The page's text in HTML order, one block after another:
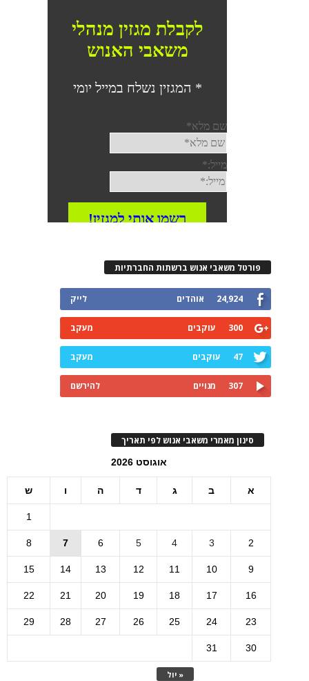
פורטל משאבי אנוש ברשתות החברתיות
24,924 אוהדים לייק
300 עוקבים מעקב
47 עוקבים מעקב
307 מנויים להירשם
סינון מאמרי משאבי אנוש לפי תאריך
אוגוסט 2026
א ב ג ד ה ו ש
« יול
1
2
3
4
5
6
7
8
9
10
11
12
13
14
15
16
17
18
19
20
21
22
23
24
25
26
27
28
29
30
31